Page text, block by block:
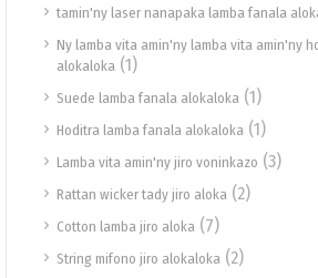
tamin'ny laser nanapaka lamba fanala
Ny lamba vita amin'ny lamba vita amin'ny
alokaloka (1)
Suede lamba fanala alokaloka (1)
Hoditra lamba fanala alokaloka (1)
Lamba vita amin'ny jiro voninkazo (3)
Rattan wicker tady jiro aloka (2)
Cotton lamba jiro aloka (7)
String mifono jiro alokaloka (2)